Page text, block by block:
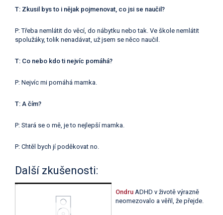
T: Zkusil bys to i nějak pojmenovat, co jsi se naučil?
P: Třeba nemlátit do věcí, do nábytku nebo tak. Ve škole nemlátit
spolužáky, tolik nenadávat, už jsem se něco naučil.
T: Co nebo kdo ti nejvíc pomáhá?
P: Nejvíc mi pomáhá mamka.
T: A čím?
P: Stará se o mě, je to nejlepší mamka.
P: Chtěl bych jí poděkovat no.
Další zkušenosti:
Ondru ADHD v životě výrazně
neomezovalo a věřil, že přejde.